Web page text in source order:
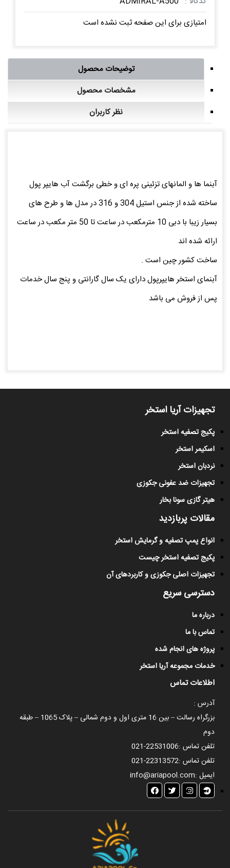
امتیازی برای این صفحه ثبت نشده است
توضیحات محصول
مشخصات محصول
نظر کاربران
آبنما ها و المانهای تزئینی پره ای و خطی برگشت آب هایپر پول
ساخته شده از جنس استیل 304 و 316 در مدل ها و طرح های
بسیار زیبا با دبی 10 مترمکعب در ساعت تا 50 متر مکعب در ساعت
ارائه شده اند
ساخت کشور چین است .
آبنمای استخر هایپرپول دارای یک سال گارانتی و پنج سال خدمات
پس از فروش می باشد
تجهیزات آریا استخر
پکیج تصفیه استخر
اسکیمر استخر
نردبان استخر
تجهیزات ضد عفونی جکوزی
هیتر گازی سونا بخار
مقالات پربازدید
انواع پمپ تصفیه و گرمایش استخر
پکیج تصفیه استخر چیست
تجهیزات اصلی جکوزی و کاربردهای آن
دسترسی سریع
درباره ما
تماس با ما
پروژه های انجام شده
خدمات مجموعه آریا استخر
اطلاعات تماس
آدرس :
بزرگراه رسالت – بین 16 متری اول و دوم شمالی – پلاک 1065 – طبقه
دوم
تلفن تماس :021-22531006
تلفن تماس :021-22313572
ایمیل :info@ariapool.com